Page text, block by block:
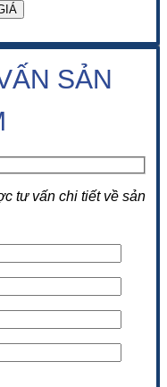
SẢN
tư vấn chi tiết về sản